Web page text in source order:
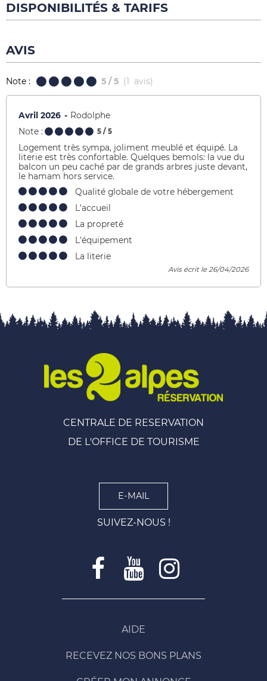
DISPONIBILITÉS & TARIFS
AVIS
Note : 5 / 5 (1 avis)
Avril 2026
Rodolphe
Note :
5 / 5
Logement très sympa, joliment meublé et équipé. La
literie est très confortable. Quelques bemols: la vue du
balcon un peu caché par de grands arbres juste devant,
le hamam hors service.
Qualité globale de votre hébergement
L'accueil
La propreté
L'équipement
La literie
Avis écrit le 26/04/2026
CENTRALE DE RESERVATION
DE L'OFFICE DE TOURISME
E-MAIL
SUIVEZ-NOUS !
AIDE
RECEVEZ NOS BONS PLANS